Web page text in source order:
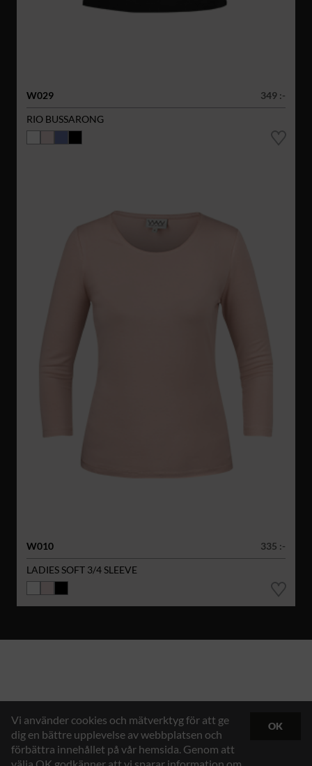
W029
349 :-
RIO BUSSARONG
W010
335 :-
LADIES SOFT 3/4 SLEEVE
Vi använder cookies och mätverktyg för att ge
dig en bättre upplevelse av webbplatsen och
förbättra innehållet på vår hemsida. Genom att
OK